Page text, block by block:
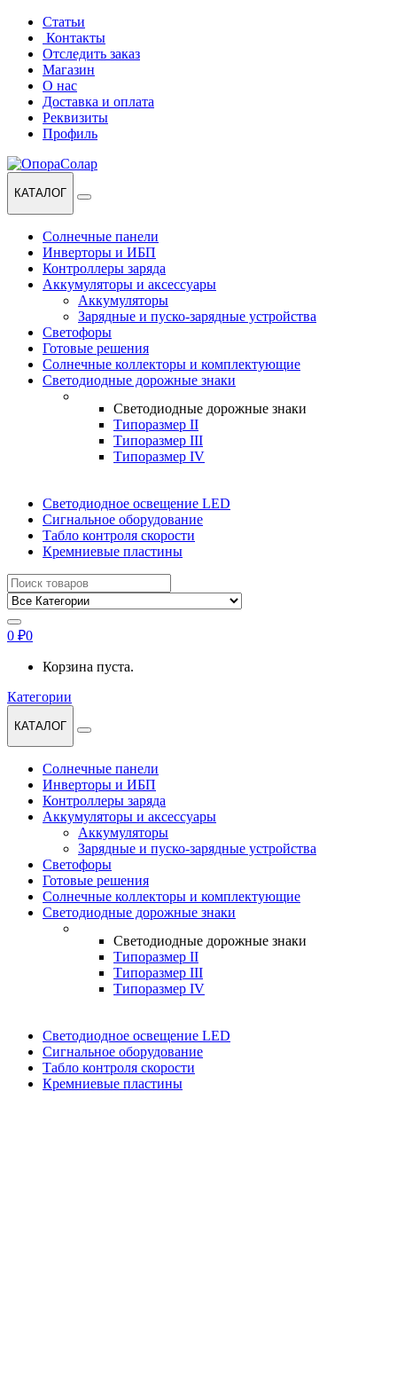
Перейти
навигации
Перейти
содержанию
Статьи
Контакты
Отследить заказ
Магазин
О нас
Доставка и оплата
Реквизиты
Профиль
КАТАЛОГ
Солнечные панели
Инверторы и ИБП
Контроллеры заряда
Аккумуляторы и аксессуары
Аккумуляторы
Зарядные и пуско-зарядные устройства
Светофоры
Готовые решения
Солнечные коллекторы и комплектующие
Светодиодные дорожные знаки
Светодиодные дорожные знаки
Типоразмер II
Типоразмер III
Типоразмер IV
Светодиодное освещение LED
Сигнальное оборудование
Табло контроля скорости
Кремниевые пластины
Найти:
0 ₽0
Корзина пуста.
Категории
КАТАЛОГ
Солнечные панели
Инверторы и ИБП
Контроллеры заряда
Аккумуляторы и аксессуары
Аккумуляторы
Зарядные и пуско-зарядные устройства
Светофоры
Готовые решения
Солнечные коллекторы и комплектующие
Светодиодные дорожные знаки
Светодиодные дорожные знаки
Типоразмер II
Типоразмер III
Типоразмер IV
Светодиодное освещение LED
Сигнальное оборудование
Табло контроля скорости
Кремниевые пластины